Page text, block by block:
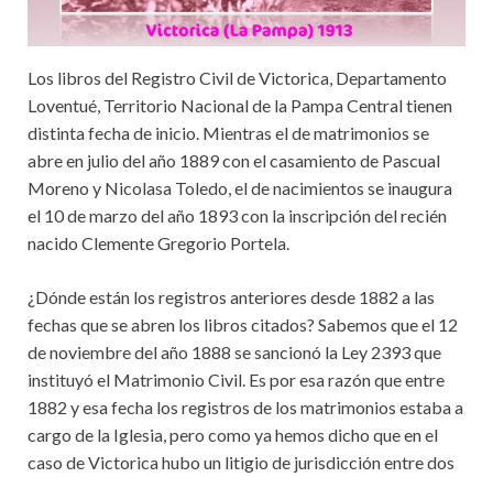
Los libros del Registro Civil de Victorica, Departamento
Loventué, Territorio Nacional de la Pampa Central tienen
distinta fecha de inicio. Mientras el de matrimonios se
abre en julio del año 1889 con el casamiento de Pascual
Moreno y Nicolasa Toledo, el de nacimientos se inaugura
el 10 de marzo del año 1893 con la inscripción del recién
nacido Clemente Gregorio Portela.
¿Dónde están los registros anteriores desde 1882 a las
fechas que se abren los libros citados? Sabemos que el 12
de noviembre del año 1888 se sancionó la Ley 2393 que
instituyó el Matrimonio Civil. Es por esa razón que entre
1882 y esa fecha los registros de los matrimonios estaba a
cargo de la Iglesia, pero como ya hemos dicho que en el
caso de Victorica hubo un litigio de jurisdicción entre dos